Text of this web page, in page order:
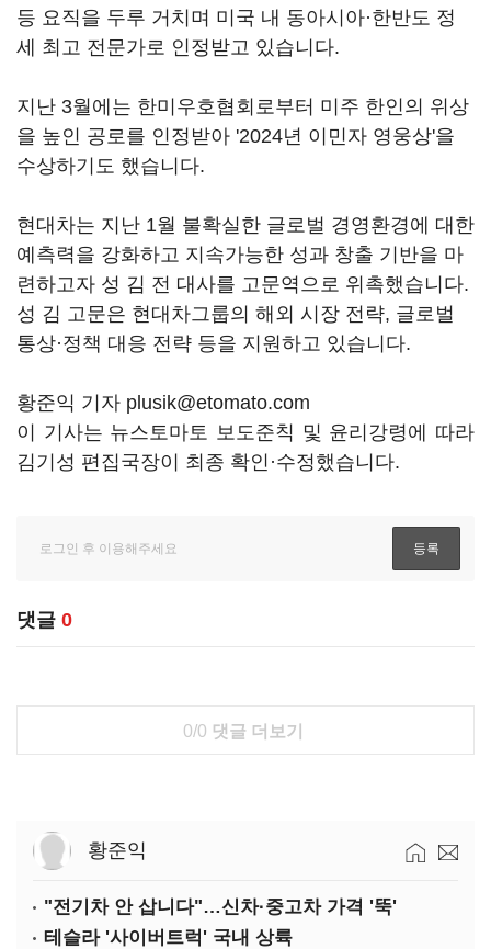
등 요직을 두루 거치며 미국 내 동아시아·한반도 정
세 최고 전문가로 인정받고 있습니다.
지난 3월에는 한미우호협회로부터 미주 한인의 위상
을 높인 공로를 인정받아 '2024년 이민자 영웅상'을
수상하기도 했습니다.
현대차는 지난 1월 불확실한 글로벌 경영환경에 대한
예측력을 강화하고 지속가능한 성과 창출 기반을 마
련하고자 성 김 전 대사를 고문역으로 위촉했습니다.
성 김 고문은 현대차그룹의 해외 시장 전략, 글로벌
통상·정책 대응 전략 등을 지원하고 있습니다.
황준익 기자 plusik@etomato.com
이 기사는 뉴스토마토 보도준칙 및 윤리강령에 따라
김기성 편집국장이 최종 확인·수정했습니다.
댓글 0
0/0 댓글 더보기
황준익
"전기차 안 삽니다"…신차·중고차 가격 '뚝'
테슬라 '사이버트럭' 국내 상륙